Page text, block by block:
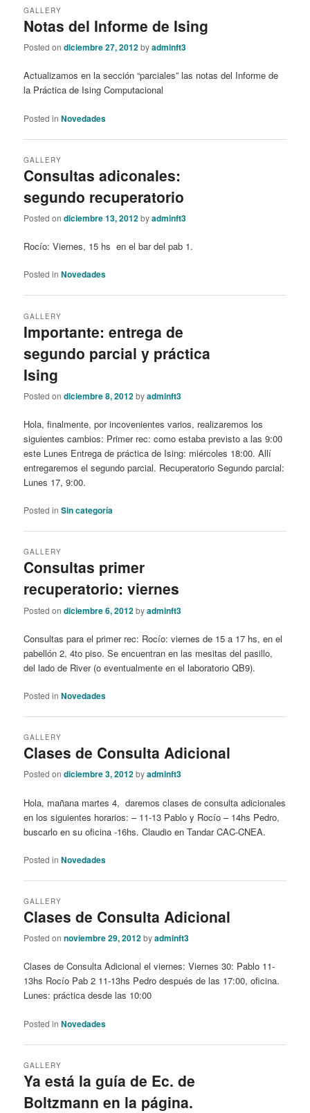
Notas del Informe de Ising
GALLERY
Posted ondiciembre 27, 2012byadminft3
Actualizamos en la sección “parciales” las notas del Informe de
la Práctica de Ising Computacional
Posted in Novedades
Consultas adiconales:
segundo recuperatorio
GALLERY
Posted ondiciembre 13, 2012byadminft3
Rocío: Viernes, 15 hs en el bar del pab 1.
Posted in Novedades
Importante: entrega de
segundo parcial y práctica
Ising
GALLERY
Posted ondiciembre 8, 2012byadminft3
Hola, finalmente, por incovenientes varios, realizaremos los
siguientes cambios: Primer rec: como estaba previsto a las 9:00
este Lunes Entrega de práctica de Ising: miércoles 18:00. Allí
entregaremos el segundo parcial. Recuperatorio Segundo parcial:
Lunes 17, 9:00.
Posted in Sin categoría
Consultas primer
recuperatorio: viernes
GALLERY
Posted ondiciembre 6, 2012byadminft3
Consultas para el primer rec: Rocío: viernes de 15 a 17 hs, en el
pabellón 2, 4to piso. Se encuentran en las mesitas del pasillo,
del lado de River (o eventualmente en el laboratorio QB9).
Posted in Novedades
Clases de Consulta Adicional
GALLERY
Posted ondiciembre 3, 2012byadminft3
Hola, mañana martes 4, daremos clases de consulta adicionales
en los siguientes horarios: – 11-13 Pablo y Rocío – 14hs Pedro,
buscarlo en su oficina -16hs. Claudio en Tandar CAC-CNEA.
Posted in Novedades
Clases de Consulta Adicional
GALLERY
Posted onnoviembre 29, 2012byadminft3
Clases de Consulta Adicional el viernes: Viernes 30: Pablo 11-
13hs Rocío Pab 2 11-13hs Pedro después de las 17:00, oficina.
Lunes: práctica desde las 10:00
Posted in Novedades
Ya está la guía de Ec. de
Boltzmann en la página.
GALLERY